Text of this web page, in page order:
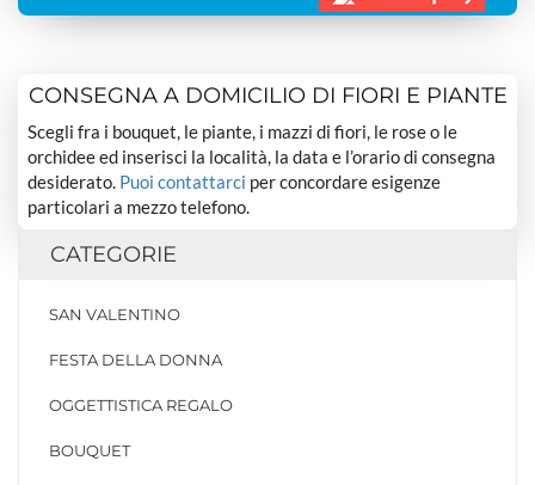
CONSEGNA A DOMICILIO DI FIORI E PIANTE
Scegli fra i bouquet, le piante, i mazzi di fiori, le rose o le
orchidee ed inserisci la località, la data e l’orario di consegna
desiderato. Puoi contattarci per concordare esigenze
particolari a mezzo telefono.
CATEGORIE
SAN VALENTINO
FESTA DELLA DONNA
OGGETTISTICA REGALO
BOUQUET